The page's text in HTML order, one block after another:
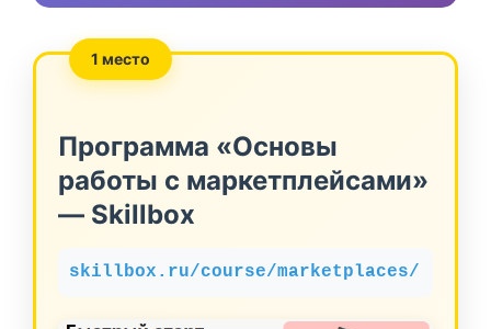
1 место
Программа «Основы
работы с маркетплейсами»
— Skillbox
skillbox.ru/course/marketplaces/